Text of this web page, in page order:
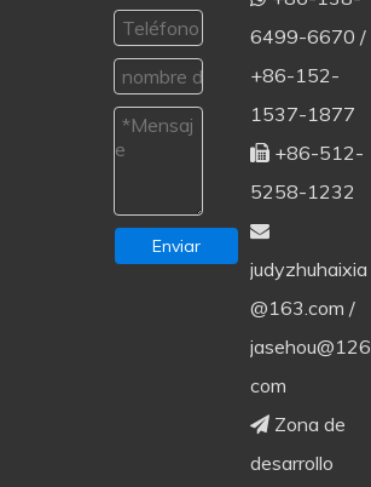
Enviar
6499-6670 /
+86-152-
1537-1877
+86-512-
5258-1232

judyzhuhaixia
@163.com /
jasehou@126.
com
Zona de
desarrollo